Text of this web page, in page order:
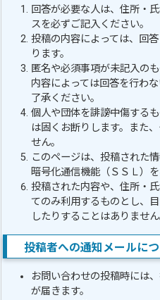
回答が必要な人は、住所・
スを必ずご記入ください。
投稿の内容によっては、回
ります。
匿名や必須事項が未記入の
内容によっては回答を行わ
了承ください。
個人や団体を誹謗中傷する
は固くお断りします。また
せん。
このページは、投稿された
暗号化通信機能（ＳＳＬ）を
投稿された内容や、住所・
てのみ利用するものとし、
したりすることはありません
投稿者への通知メールに
お問い合わせの投稿時には
が届きます。